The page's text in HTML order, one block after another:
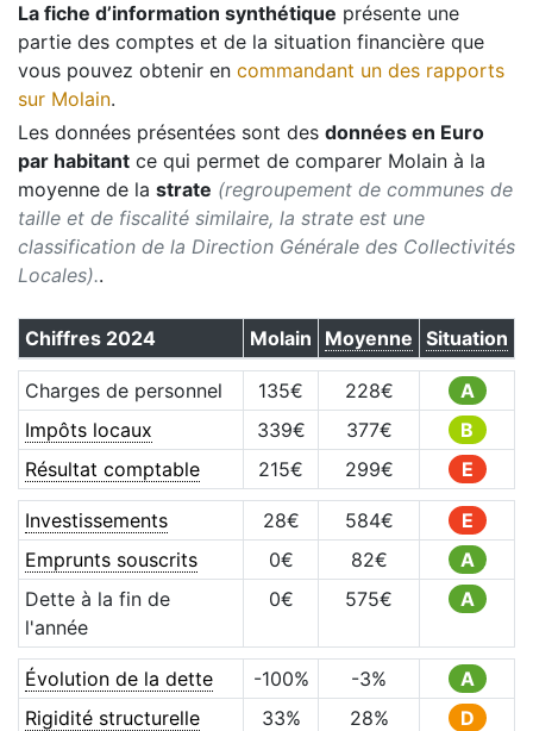
La fiche d’information synthétique présente une
partie des comptes et de la situation financière que
vous pouvez obtenir en commandant un des rapports
sur Molain.
Les données présentées sont des données en Euro
par habitant ce qui permet de comparer Molain à la
moyenne de la strate (regroupement de communes de
taille et de fiscalité similaire, la strate est une
classification de la Direction Générale des Collectivités
Locales)..
Chiffres 2024 Molain Moyenne Situation
Charges de personnel 135€ 228€
A
Impôts locaux
339€ 377€
B
Résultat comptable
215€ 299€ E
Investissements 28€ 584€
E
Emprunts souscrits
0€ 82€
A
Dette à la fin de
l'année
0€ 575€ A
Évolution de la dette -100% -3%
A
Rigidité structurelle
33% 28%
D